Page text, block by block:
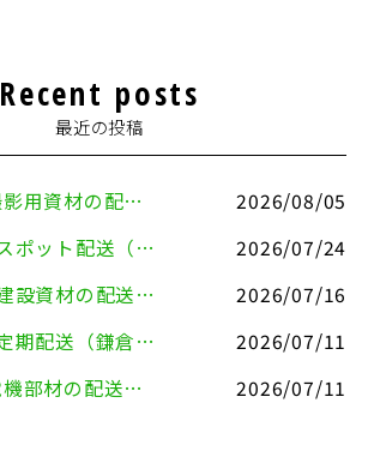
Recent posts
最近の投稿
2026年8月5日撮影用資材の配送（鎌倉市⇒港区）
2026/08/05
2026年7月20日スポット配送（横浜市金沢区⇒愛知県豊川市）
2026/07/24
2026年7月15日建設資材の配送（横浜市金沢区⇒横須賀市）
2026/07/16
2026年7月10日定期配送（鎌倉市⇔大田区）
2026/07/11
2026年7月9日電機部材の配送（横浜市戸塚区⇒品川区）
2026/07/11